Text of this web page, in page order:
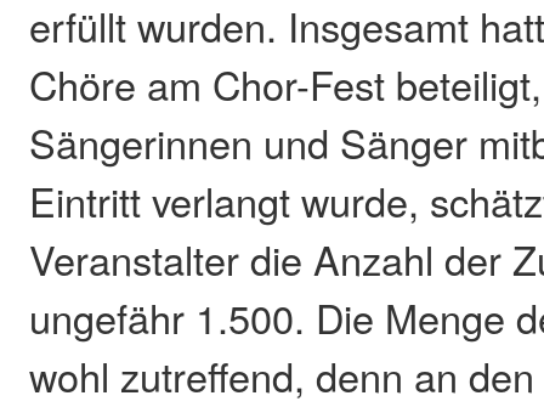
erfüllt wurden. Insgesamt
Chöre am Chor-Fest
Sängerinnen und Sänger
Eintritt verlangt wurde,
Veranstalter die Anzahl der
ungefähr 1.500. Die Menge
wohl zutreffend, denn an